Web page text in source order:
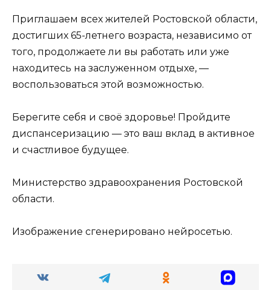
Приглашаем всех жителей Ростовской области,
достигших 65-летнего возраста, независимо от
того, продолжаете ли вы работать или уже
находитесь на заслуженном отдыхе, —
воспользоваться этой возможностью.
Берегите себя и своё здоровье! Пройдите
диспансеризацию — это ваш вклад в активное
и счастливое будущее.
Министерство здравоохранения Ростовской
области.
Изображение сгенерировано нейросетью.